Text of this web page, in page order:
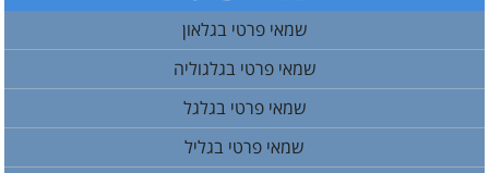
שמאי פרטי בגלאון
שמאי פרטי בגלגוליה
שמאי פרטי בגלגל
שמאי פרטי בגליל